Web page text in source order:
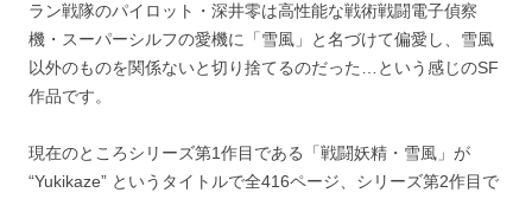
ラン戦隊のパイロット・深井零は高性能な戦術戦闘電子偵察
機・スーパーシルフの愛機に「雪風」と名づけて偏愛し、雪風
以外のものを関係ないと切り捨てるのだった…という感じのSF
作品です。
現在のところシリーズ第1作目である「戦闘妖精・雪風」が
“Yukikaze” というタイトルで全416ページ、シリーズ第2作目で